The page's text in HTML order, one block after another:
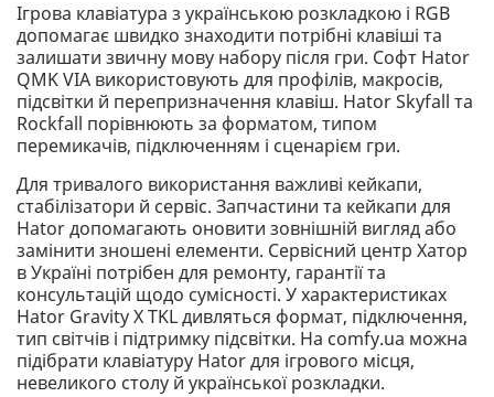
Ігрова клавіатура з українською розкладкою і RGB
допомагає швидко знаходити потрібні клавіші та
залишати звичну мову набору після гри. Софт Hator
QMK VIA використовують для профілів, макросів,
підсвітки й перепризначення клавіш. Hator Skyfall та
Rockfall порівнюють за форматом, типом
перемикачів, підключенням і сценарієм гри.
Для тривалого використання важливі кейкапи,
стабілізатори й сервіс. Запчастини та кейкапи для
Hator допомагають оновити зовнішній вигляд або
замінити зношені елементи. Сервісний центр Хатор
в Україні потрібен для ремонту, гарантії та
консультацій щодо сумісності. У характеристиках
Hator Gravity X TKL дивляться формат, підключення,
тип світчів і підтримку підсвітки. На comfy.ua можна
підібрати клавіатуру Hator для ігрового місця,
невеликого столу й української розкладки.